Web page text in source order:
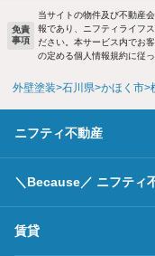
免責
事項
当サイトの物件及び不動産
報であり、ニフティライフ
ださい。本サービス内でお
の定める個人情報規約に従っ
外壁塗装 石川県 かほく市
ニフティ不動産
＼Because／ ニフティ
賃貸